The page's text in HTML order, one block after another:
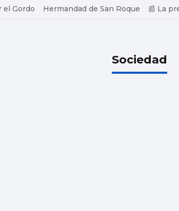
el Gordo Hermandad de San Roque 📰 La
Sociedad